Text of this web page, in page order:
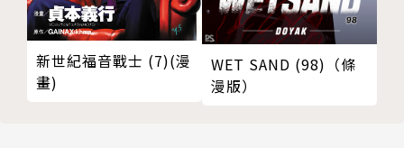
新世紀福音戰士 (7)(漫
畫)
WET SAND (98)（條
漫版）